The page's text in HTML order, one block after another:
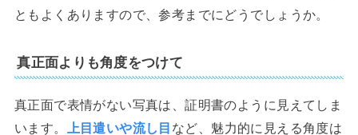
ともよくありますので、参考までにどうでしょうか。
真正面よりも角度をつけて
真正面で表情がない写真は、証明書のように見えてしま
います。
上目遣いや流し目 など、魅力的に見える角度は